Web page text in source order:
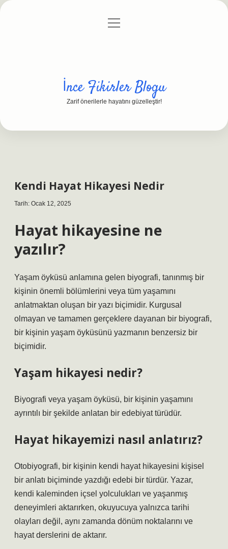
Gizlilik Politikası
menüyü
İnce Fikirler Blogu
Zarif önerilerle hayatını güzelleştir!
Kendi Hayat Hikayesi Nedir
Tarih: Ocak 12, 2025
Hayat hikayesine ne
yazılır?
Yaşam öyküsü anlamına gelen biyografi, tanınmış bir
kişinin önemli bölümlerini veya tüm yaşamını
anlatmaktan oluşan bir yazı biçimidir. Kurgusal
olmayan ve tamamen gerçeklere dayanan bir biyografi,
bir kişinin yaşam öyküsünü yazmanın benzersiz bir
biçimidir.
Yaşam hikayesi nedir?
Biyografi veya yaşam öyküsü, bir kişinin yaşamını
ayrıntılı bir şekilde anlatan bir edebiyat türüdür.
Hayat hikayemizi nasıl anlatırız?
Otobiyografi, bir kişinin kendi hayat hikayesini kişisel
bir anlatı biçiminde yazdığı edebi bir türdür. Yazar,
kendi kaleminden içsel yolculukları ve yaşanmış
deneyimleri aktarırken, okuyucuya yalnızca tarihi
olayları değil, aynı zamanda dönüm noktalarını ve
hayat derslerini de aktarır.